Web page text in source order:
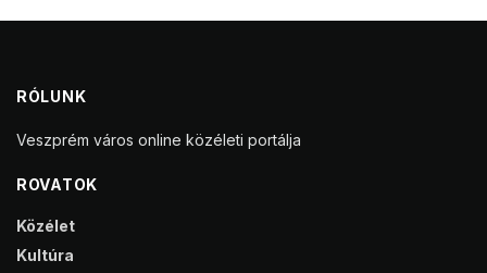
RÓLUNK
Veszprém város online közéleti portálja
ROVATOK
Közélet
Kultúra